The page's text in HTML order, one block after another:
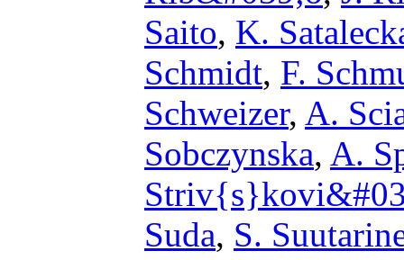
Saito, K.
Schmidt, F.
Schweizer, A.
Sobczynska, A.
Suda, S.